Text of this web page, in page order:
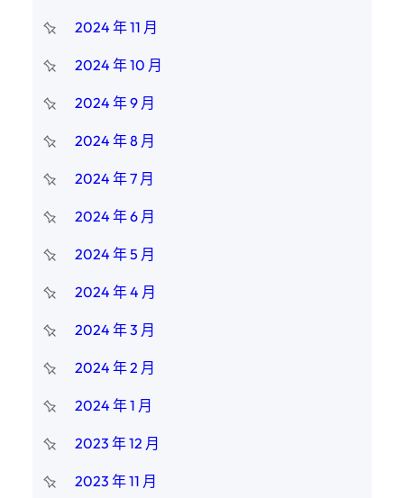
2024 年 11 月
2024 年 10 月
2024 年 9 月
2024 年 8 月
2024 年 7 月
2024 年 6 月
2024 年 5 月
2024 年 4 月
2024 年 3 月
2024 年 2 月
2024 年 1 月
2023 年 12 月
2023 年 11 月